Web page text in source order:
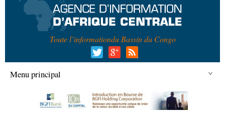
Toute l’informationdu Bassin du Congo
Menu principal